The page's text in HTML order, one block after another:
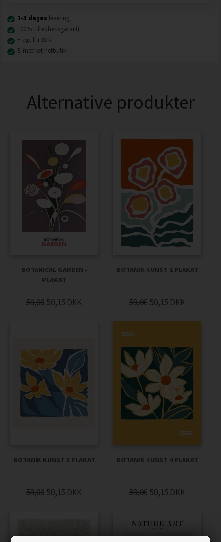
1-3 dages levering
100% tilfredhedsgaranti
Fragt fra 35 kr
E-mærket netbutik
Alternative produkter
BOTANICAL GARDEN -
PLAKAT
59,00 50,15 DKK
BOTANIK KUNST 1 PLAKAT
59,00 50,15 DKK
BOTANIK KUNST 3 PLAKAT
59,00 50,15 DKK
BOTANIK KUNST 4 PLAKAT
59,00 50,15 DKK